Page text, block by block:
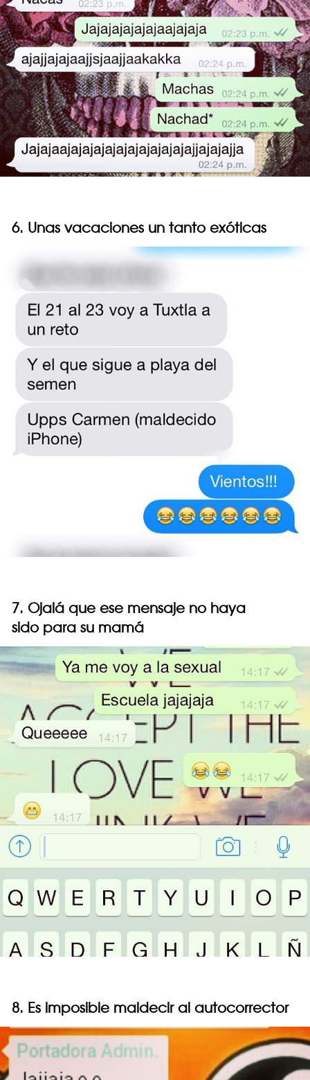
6. Unas vacaciones un tanto exóticas
7. Ojalá que ese mensaje no haya
sido para su mamá
8. Es imposible maldecir al autocorrector